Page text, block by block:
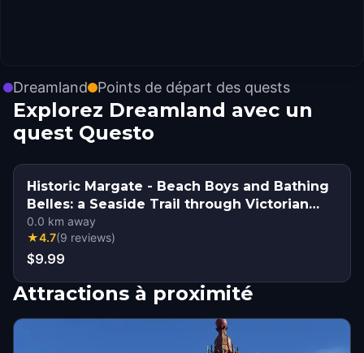
Dreamland Points de départ des quests
Explorez Dreamland avec un
quest Questo
Historic Margate - Beach Boys and Bathing
Belles: a Seaside Trail through Victorian
Margate
0.0 km away
★4.7(9 reviews)
$9.99
Attractions à proximité